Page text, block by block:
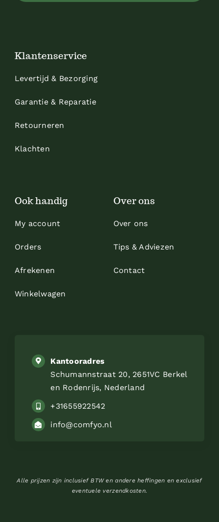
Klantenservice
Levertijd & Bezorging
Garantie & Reparatie
Retourneren
Klachten
Ook handig
My account
Orders
Afrekenen
Winkelwagen
Over ons
Over ons
Tips & Adviezen
Contact
Kantooradres
Schumannstraat 20, 2651VC Berkel
en Rodenrijs, Nederland
+31655922542
info@comfyo.nl
Alle prijzen zijn inclusief BTW en andere heffingen en exclusief
eventuele verzendkosten.